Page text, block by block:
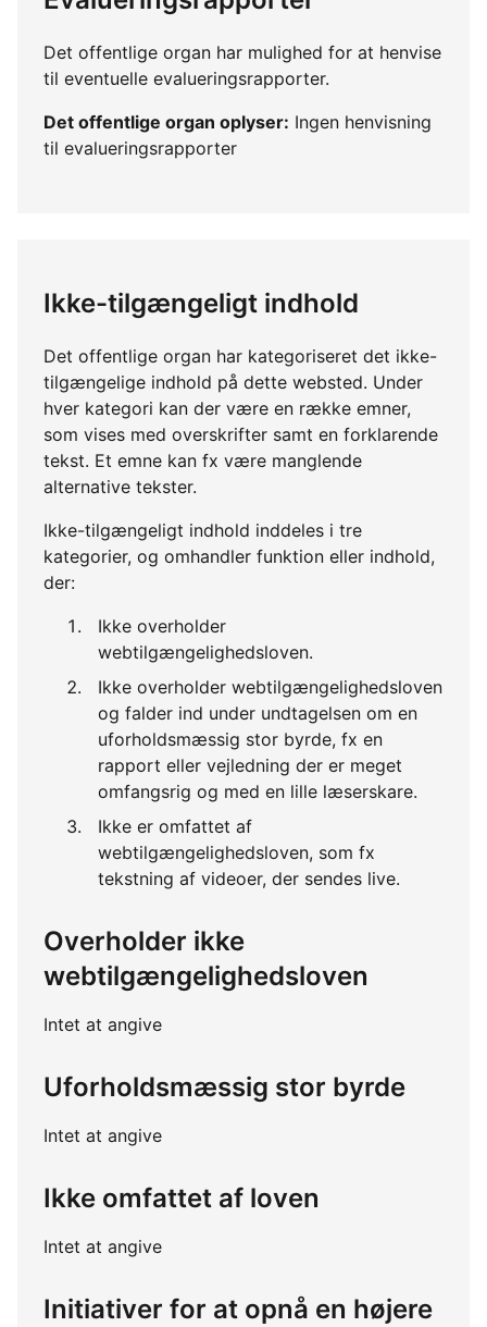
Det offentlige organ har mulighed for at henvise
til eventuelle evalueringsrapporter.
Det offentlige organ oplyser: Ingen henvisning
til evalueringsrapporter
Ikke-tilgængeligt indhold
Det offentlige organ har kategoriseret det ikke-
tilgængelige indhold på dette websted. Under
hver kategori kan der være en række emner,
som vises med overskrifter samt en forklarende
tekst. Et emne kan fx være manglende
alternative tekster.
Ikke-tilgængeligt indhold inddeles i tre
kategorier, og omhandler funktion eller indhold,
der:
Ikke overholder
webtilgængelighedsloven.
Ikke overholder webtilgængelighedsloven
og falder ind under undtagelsen om en
uforholdsmæssig stor byrde, fx en
rapport eller vejledning der er meget
omfangsrig og med en lille læserskare.
Ikke er omfattet af
webtilgængelighedsloven, som fx
tekstning af videoer, der sendes live.
Overholder ikke
webtilgængelighedsloven
Intet at angive
Uforholdsmæssig stor byrde
Intet at angive
Ikke omfattet af loven
Intet at angive
Initiativer for at opnå en højere